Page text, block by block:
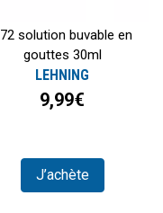
solution buvable en
gouttes 30ml
LEHNING
9,99€
J’achète